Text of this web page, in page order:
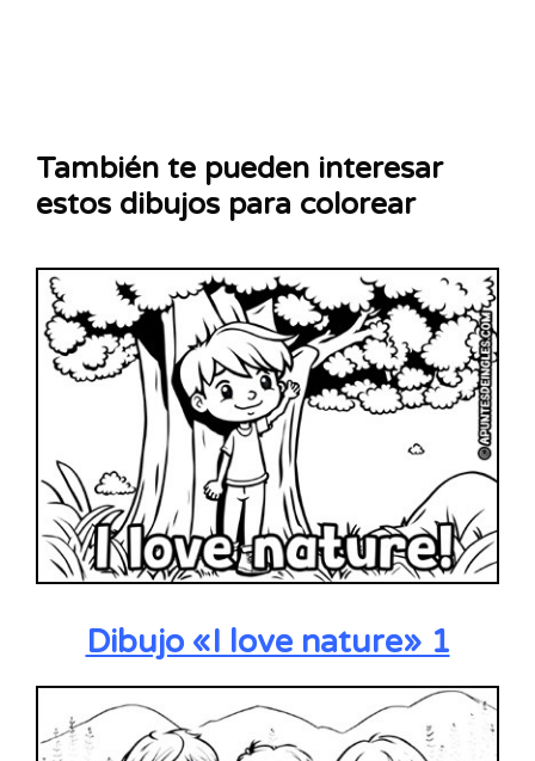
También te pueden interesar
estos dibujos para colorear
Dibujo «I love nature» 1